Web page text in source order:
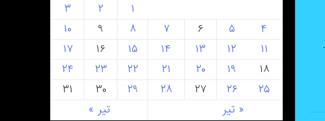
« تیر تیر »
۱ ۲
۳
۴
۵ ۶ ۷ ۸ ۹
۱۰
۱۱
۱۲ ۱۳ ۱۴ ۱۵ ۱۶
۱۷
۱۸
۱۹ ۲۰ ۲۱ ۲۲ ۲۳
۲۴
۲۵
۲۶ ۲۷ ۲۸ ۲۹ ۳۰ ۳۱